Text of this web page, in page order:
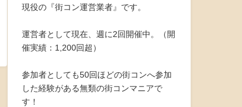
現役の『街コン運営業者』です。
運営者として現在、週に2回開催中。（開
催実績：1,200回超）
参加者としても50回ほどの街コンへ参加
した経験がある無類の街コンマニアで
す！